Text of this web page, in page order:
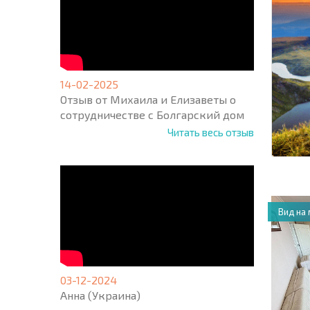
14-02-2025
Отзыв от Михаила и Елизаветы о
сотрудничестве с Болгарский дом
Читать весь отзыв
03-12-2024
Анна (Украина)
* Поля
Вид на